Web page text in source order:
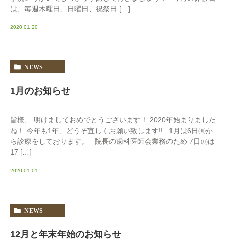
は、毎週木曜日、日曜日、祝祭日 […]
2020.01.20
NEWS
1月のお知らせ
皆様、 明けましておめでとうございます！ 2020年始まりました
ね！ 今年も1年、どうぞ宜しくお願い致します!! 1月は6日㈪か
ら診療をしております。 院長の歯科医師会業務のため 7日㈪は
17 […]
2020.01.01
NEWS
12月と年末年始のお知らせ